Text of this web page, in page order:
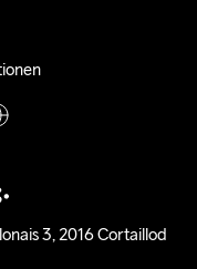
3, 2016 Cortaillod